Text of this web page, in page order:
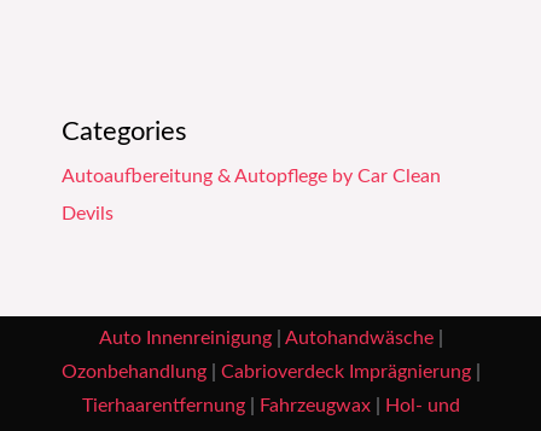
Categories
Autoaufbereitung & Autopflege by Car Clean
Devils
Auto Innenreinigung| Autohandwäsche|
Ozonbehandlung| Cabrioverdeck Imprägnierung|
Tierhaarentfernung| Fahrzeugwax| Hol- und